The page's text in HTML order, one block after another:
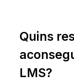
Quins
LMS?